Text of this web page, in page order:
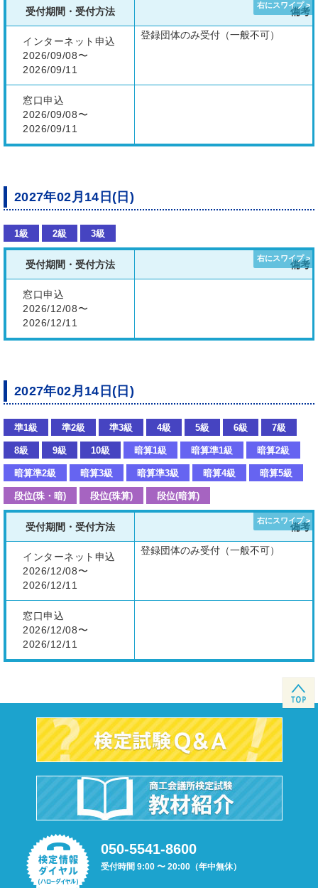
受付期間・受付方法 備考
インターネット申込
2026/09/08〜
2026/09/11
登録団体のみ受付（一般不可）
窓口申込
2026/09/08〜
2026/09/11
2027年02月14日(日)
1級 2級 3級
受付期間・受付方法 備考
窓口申込
2026/12/08〜
2026/12/11
2027年02月14日(日)
準1級 準2級 準3級 4級 5級 6級 7級
8級 9級 10級 暗算1級 暗算準1級 暗算2級
暗算準2級 暗算3級 暗算準3級 暗算4級 暗算5級
段位(珠・暗) 段位(珠算) 段位(暗算)
受付期間・受付方法 備考
インターネット申込
2026/12/08〜
2026/12/11
登録団体のみ受付（一般不可）
窓口申込
2026/12/08〜
2026/12/11
050-5541-8600
受付時間 9:00 〜 20:00（年中無休）